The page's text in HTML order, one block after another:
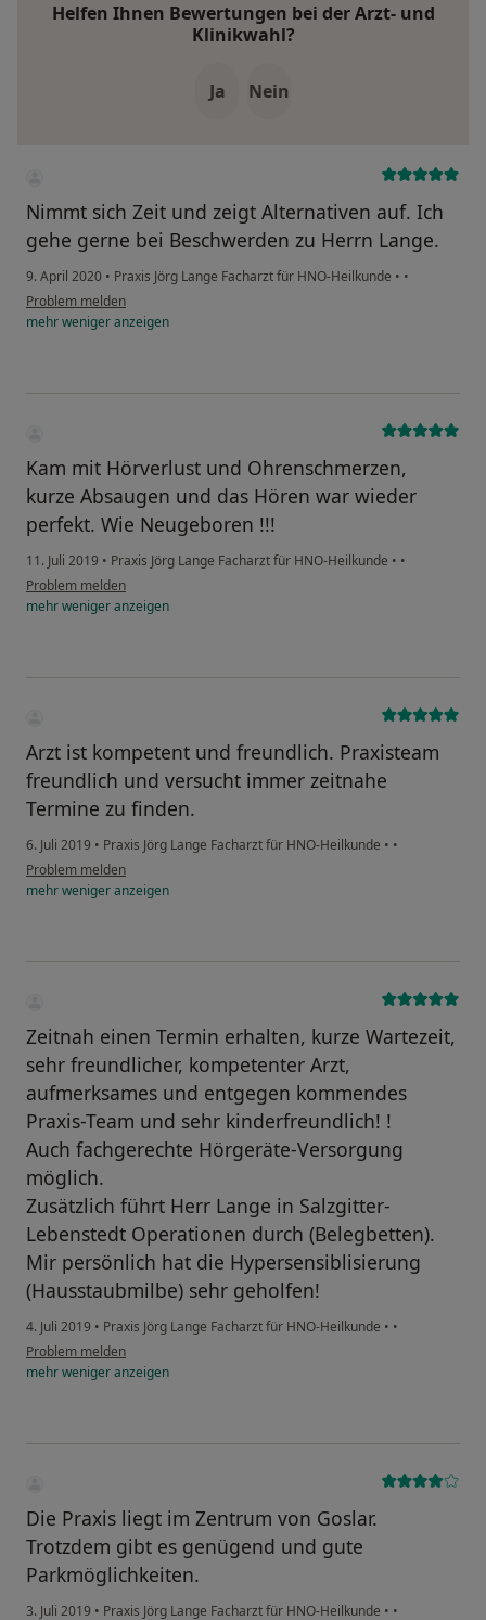
Helfen Ihnen Bewertungen bei der Arzt- und
Klinikwahl?
Ja Nein
Nimmt sich Zeit und zeigt Alternativen auf. Ich
gehe gerne bei Beschwerden zu Herrn Lange.
9. April 2020 • Praxis Jörg Lange Facharzt für HNO-Heilkunde • •
Problem melden
mehrwenigeranzeigen
Kam mit Hörverlust und Ohrenschmerzen,
kurze Absaugen und das Hören war wieder
perfekt. Wie Neugeboren !!!
11. Juli 2019 • Praxis Jörg Lange Facharzt für HNO-Heilkunde • •
Problem melden
mehrwenigeranzeigen
Arzt ist kompetent und freundlich. Praxisteam
freundlich und versucht immer zeitnahe
Termine zu finden.
6. Juli 2019 • Praxis Jörg Lange Facharzt für HNO-Heilkunde • •
Problem melden
mehrwenigeranzeigen
Zeitnah einen Termin erhalten, kurze Wartezeit,
sehr freundlicher, kompetenter Arzt,
aufmerksames und entgegen kommendes
Praxis-Team und sehr kinderfreundlich! !
Auch fachgerechte Hörgeräte-Versorgung
möglich.
Zusätzlich führt Herr Lange in Salzgitter-
Lebenstedt Operationen durch (Belegbetten).
Mir persönlich hat die Hypersensiblisierung
(Hausstaubmilbe) sehr geholfen!
4. Juli 2019 • Praxis Jörg Lange Facharzt für HNO-Heilkunde • •
Problem melden
mehrwenigeranzeigen
Die Praxis liegt im Zentrum von Goslar.
Trotzdem gibt es genügend und gute
Parkmöglichkeiten.
3. Juli 2019 • Praxis Jörg Lange Facharzt für HNO-Heilkunde • •